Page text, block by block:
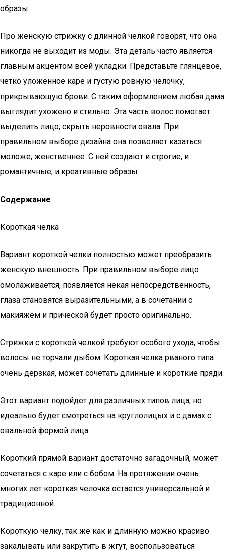
образы
Про женскую стрижку с длинной челкой говорят, что она
никогда не выходит из моды. Эта деталь часто является
главным акцентом всей укладки. Представьте глянцевое,
четко уложенное каре и густую ровную челочку,
прикрывающую брови. С таким оформлением любая дама
выглядит ухожено и стильно. Эта часть волос помогает
выделить лицо, скрыть неровности овала. При
правильном выборе дизайна она позволяет казаться
моложе, женственнее. С ней создают и строгие, и
романтичные, и креативные образы.
Содержание
Короткая челка
Вариант короткой челки полностью может преобразить
женскую внешность. При правильном выборе лицо
омолаживается, появляется некая непосредственность,
глаза становятся выразительными, а в сочетании с
макияжем и прической будет просто оригинально.
Стрижки с короткой челкой требуют особого ухода, чтобы
волосы не торчали дыбом. Короткая челка рваного типа
очень дерзкая, может сочетать длинные и короткие пряди.
Этот вариант подойдет для различных типов лица, но
идеально будет смотреться на круглолицых и с дамах с
овальной формой лица.
Короткий прямой вариант достаточно загадочный, может
сочетаться с каре или с бобом. На протяжении очень
многих лет короткая челочка остается универсальной и
традиционной.
Короткую челку, так же как и длинную можно красиво
закалывать или закрутить в жгут, воспользоваться